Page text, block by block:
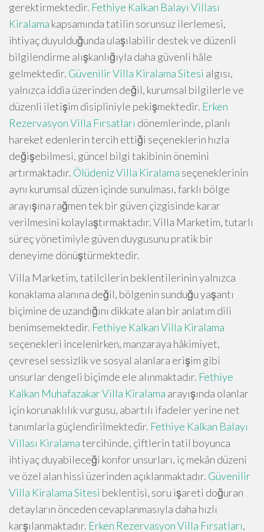
gerektirmektedir. Fethiye Kalkan Balayı Villası
Kiralama kapsamında tatilin sorunsuz ilerlemesi,
ihtiyaç duyulduğunda ulaşılabilir destek ve düzenli
bilgilendirme alışkanlığıyla daha güvenli hâle
gelmektedir. Güvenilir Villa Kiralama Sitesi algısı,
yalnızca iddia üzerinden değil, kurumsal bilgilerle ve
düzenli iletişim disipliniyle pekişmektedir. Erken
Rezervasyon Villa Fırsatları dönemlerinde, planlı
hareket edenlerin tercih ettiği seçeneklerin hızla
değişebilmesi, güncel bilgi takibinin önemini
artırmaktadır. Ölüdeniz Villa Kiralama seçeneklerinin
aynı kurumsal düzen içinde sunulması, farklı bölge
arayışına rağmen tek bir güven çizgisinde karar
verilmesini kolaylaştırmaktadır. Villa Marketim, tutarlı
süreç yönetimiyle güven duygusunu pratik bir
deneyime dönüştürmektedir.
Villa Marketim, tatilcilerin beklentilerinin yalnızca
konaklama alanına değil, bölgenin sunduğu yaşantı
biçimine de uzandığını dikkate alan bir anlatım dili
benimsemektedir. Fethiye Kalkan Villa Kiralama
seçenekleri incelenirken, manzaraya hâkimiyet,
çevresel sessizlik ve sosyal alanlara erişim gibi
unsurlar dengeli biçimde ele alınmaktadır. Fethiye
Kalkan Muhafazakar Villa Kiralama arayışında olanlar
için korunaklılık vurgusu, abartılı ifadeler yerine net
tanımlarla güçlendirilmektedir. Fethiye Kalkan Balayı
Villası Kiralamatercihinde, çiftlerin tatil boyunca
ihtiyaç duyabileceği konfor unsurları, iç mekân düzeni
ve özel alan hissi üzerinden açıklanmaktadır. Güvenilir
Villa Kiralama Sitesi beklentisi, soru işareti doğuran
detayların önceden cevaplanmasıyla daha hızlı
karşılanmaktadır. Erken Rezervasyon Villa Fırsatları,